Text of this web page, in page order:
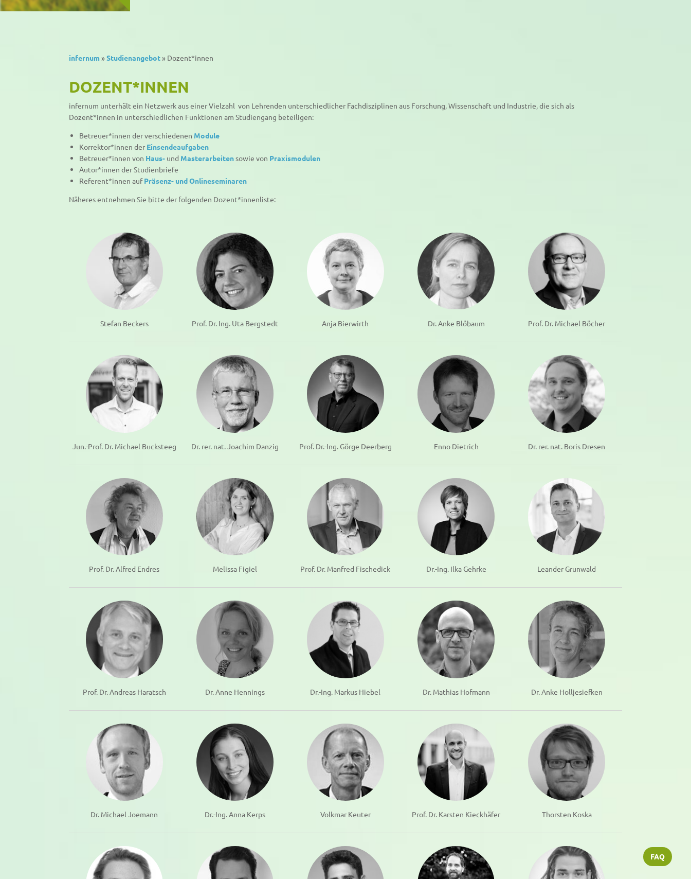
FAQ
infernum»Studienangebot» Dozent*innen
DOZENT*INNEN
infernum unterhält ein Netzwerk aus einer Vielzahl von Lehrenden unterschiedlicher Fachdisziplinen aus Forschung, Wissenschaft und Industrie, die sich als
Dozent*innen in unterschiedlichen Funktionen am Studiengang beteiligen:
Betreuer*innen der verschiedenen Module
Korrektor*innen der Einsendeaufgaben
Betreuer*innen von Haus- und Masterarbeitensowie von Praxismodulen
Autor*innen der Studienbriefe
Referent*innen aufPräsenz- und Onlineseminaren
Näheres entnehmen Sie bitte der folgenden Dozent*innenliste:
Stefan Beckers Prof. Dr. Ing. Uta Bergstedt Anja Bierwirth Dr. Anke Blöbaum Prof. Dr. Michael Böcher
Jun.-Prof. Dr. Michael Bucksteeg Dr. rer. nat. Joachim Danzig Prof. Dr.-Ing. Görge Deerberg Enno Dietrich Dr. rer. nat. Boris Dresen
Prof. Dr. Alfred Endres Melissa Figiel Prof. Dr. Manfred Fischedick Dr.-Ing. Ilka Gehrke Leander Grunwald
Prof. Dr. Andreas Haratsch Dr. Anne Hennings Dr.-Ing. Markus Hiebel Dr. Mathias Hofmann Dr. Anke Holljesiefken
Dr. Michael Joemann Dr.-Ing. Anna Kerps Volkmar Keuter Prof. Dr. Karsten Kieckhäfer Thorsten Koska